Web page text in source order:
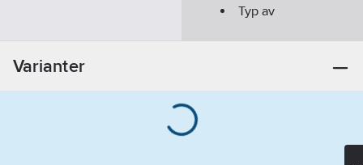
Typ av
För
Varianter